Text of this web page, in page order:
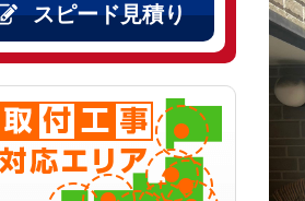
スピード見積り